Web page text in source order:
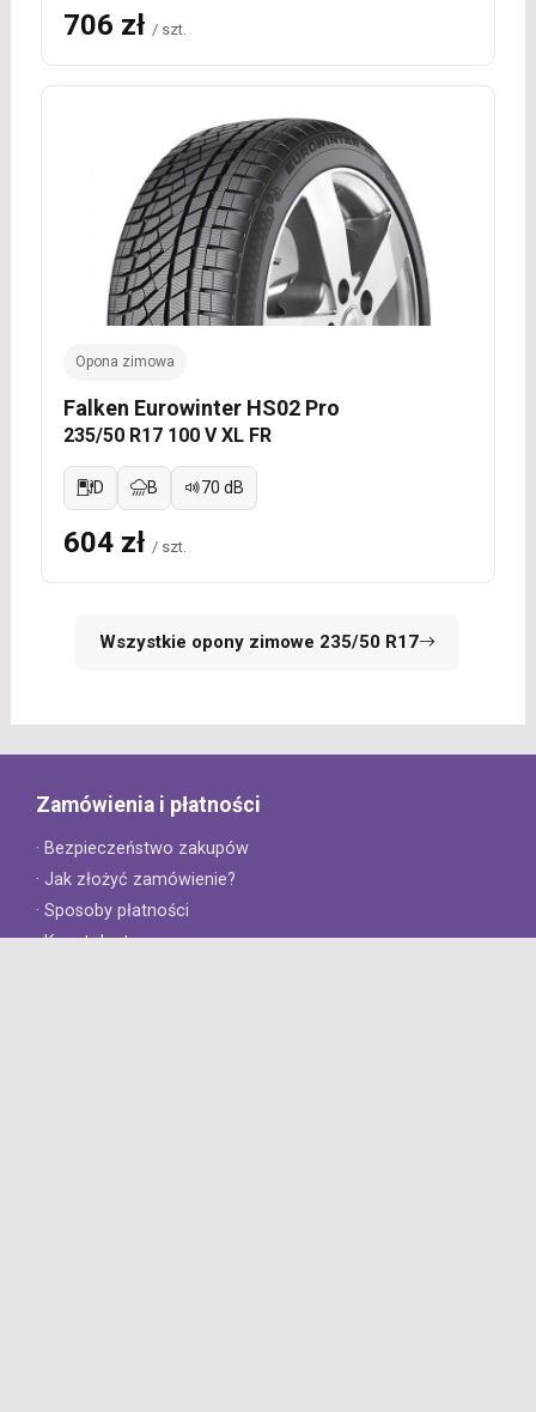
706 zł / szt.
Opona zimowa
Falken Eurowinter HS02 Pro
235/50 R17 100 V XL FR
D B 70 dB
604 zł / szt.
Wszystkie opony zimowe 235/50 R17
Zamówienia i płatności
· Bezpieczeństwo zakupów
· Jak złożyć zamówienie?
· Sposoby płatności
· Koszt dostawy